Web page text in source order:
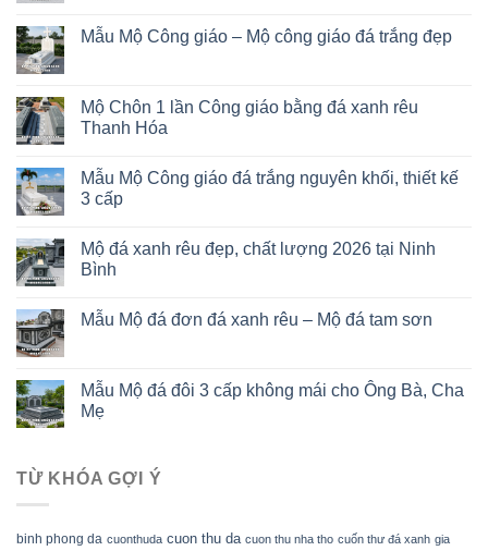
Mẫu Mộ Công giáo – Mộ công giáo đá trắng đẹp
Mộ Chôn 1 lần Công giáo bằng đá xanh rêu
Thanh Hóa
Mẫu Mộ Công giáo đá trắng nguyên khối, thiết kế
3 cấp
Mộ đá xanh rêu đẹp, chất lượng 2026 tại Ninh
Bình
Mẫu Mộ đá đơn đá xanh rêu – Mộ đá tam sơn
Mẫu Mộ đá đôi 3 cấp không mái cho Ông Bà, Cha
Mẹ
TỪ KHÓA GỢI Ý
binh phong da cuonthuda cuon thu da cuon thu nha tho cuốn thư đá xanh gia